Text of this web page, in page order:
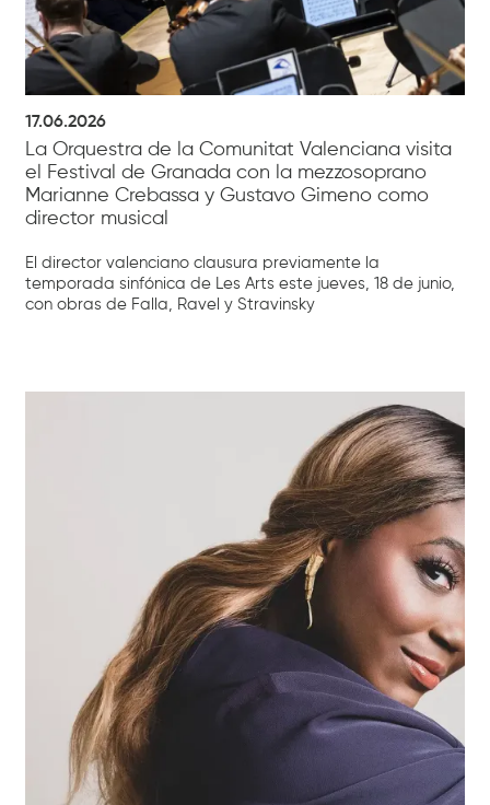
17.06.2026
La Orquestra de la Comunitat Valenciana visita
el Festival de Granada con la mezzosoprano
Marianne Crebassa y Gustavo Gimeno como
director musical
El director valenciano clausura previamente la
temporada sinfónica de Les Arts este jueves, 18 de junio,
con obras de Falla, Ravel y Stravinsky